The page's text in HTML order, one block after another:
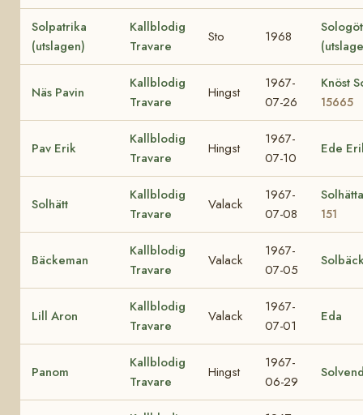
Solpatrika
(utslagen)
Kallblodig
Travare
Sto 1968
Näs Pavin
Kallblodig
Travare
Hingst
1967-
07-26
Knöst
15665
Pav Erik
Kallblodig
Travare
Hingst
1967-
07-10
Ede
Solhätt
Kallblodig
Travare
Valack
1967-
07-08
151
Bäckeman
Kallblodig
Travare
Valack
1967-
07-05
Lill Aron
Kallblodig
Travare
Valack
1967-
07-01
Eda
Panom
Kallblodig
Travare
Hingst
1967-
06-29